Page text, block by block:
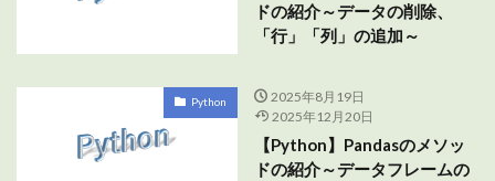
ドの紹介～データの削除、
「行」「列」の追加～
Python
2025年8月19日
2025年12月20日
【Python】Pandasのメソッ
ドの紹介～データフレームの